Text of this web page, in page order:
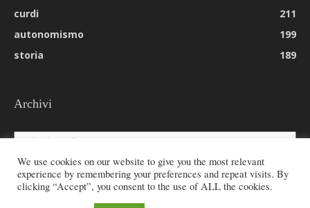
curdi
211
autonomismo
199
storia
189
Archivi
Archivi
We use cookies on our website to give you the most relevant
experience by remembering your preferences and repeat visits. By
clicking “Accept”, you consent to the use of ALL the cookies.